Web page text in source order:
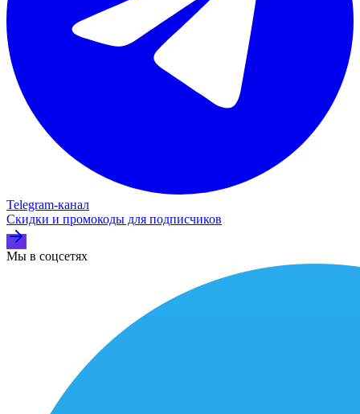
Telegram‑канал
Скидки и промокоды для подписчиков
Мы в соцсетях